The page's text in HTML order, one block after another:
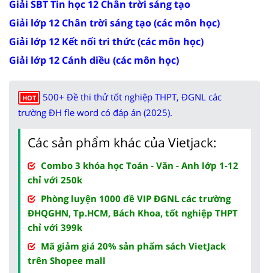
Giải SBT Tin học 12 Chân trời sáng tạo
Giải lớp 12 Chân trời sáng tạo (các môn học)
Giải lớp 12 Kết nối tri thức (các môn học)
Giải lớp 12 Cánh diều (các môn học)
HOT
500+ Đề thi thử tốt nghiệp THPT, ĐGNL các
trường ĐH fle word có đáp án (2025).
Các sản phẩm khác của Vietjack:
Combo 3 khóa học Toán - Văn - Anh lớp 1-12
chỉ với 250k
Phòng luyện 1000 đề VIP ĐGNL các trường
ĐHQGHN, Tp.HCM, Bách Khoa, tốt nghiệp THPT
chỉ với 399k
Mã giảm giá 20% sản phẩm sách VietJack
trên Shopee mall